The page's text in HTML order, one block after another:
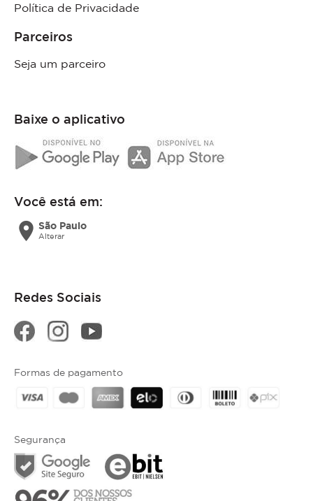
Política de Privacidade
Parceiros
Seja um parceiro
Baixe o aplicativo
Você está em:
location_on São Paulo
Alterar
Redes Sociais
Segurança
Formas de pagamento